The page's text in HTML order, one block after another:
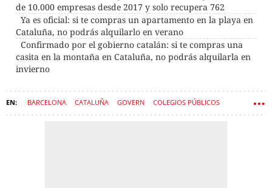
de 10.000 empresas desde 2017 y solo recupera 762
Ya es oficial: si te compras un apartamento en la playa en
Cataluña, no podrás alquilarlo en verano
Confirmado por el gobierno catalán: si te compras una
casita en la montaña en Cataluña, no podrás alquilarla en
invierno
BARCELONA CATALUÑA GOVERN COLEGIOS PÚBLICOS